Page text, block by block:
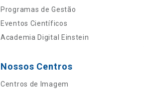
Programas de Gestão
Eventos Científicos
Academia Digital Einstein
Nossos Centros
Centros de Imagem